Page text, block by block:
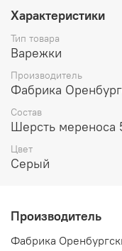
представлена в двух
Измеряется размер
широком месте.
Характеристики
Тип товара
Варежки
Производитель
Фабрика
Состав
Шерсть мереноса
Цвет
Серый
Производитель
Фабрика